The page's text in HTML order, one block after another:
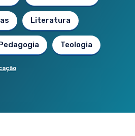
Literatura
Teologia